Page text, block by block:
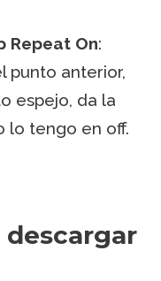
Repeat On:
punto anterior,
espejo, da la
lo tengo en off.
descargar